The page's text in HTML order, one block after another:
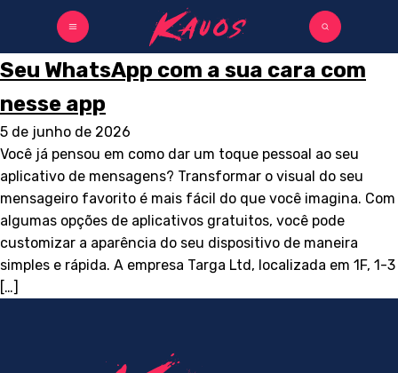
Seu WhatsApp com a sua cara com
nesse app
5 de junho de 2026
Você já pensou em como dar um toque pessoal ao seu
aplicativo de mensagens? Transformar o visual do seu
mensageiro favorito é mais fácil do que você imagina. Com
algumas opções de aplicativos gratuitos, você pode
customizar a aparência do seu dispositivo de maneira
simples e rápida. A empresa Targa Ltd, localizada em 1F, 1-3
[…]